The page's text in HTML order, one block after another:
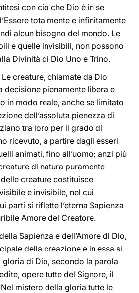
con ciò che Dio è in se
totalmente e infinitamente
alcun bisogno del mondo. Le
e quelle invisibili, non possono
Divinità di Dio Uno e Trino.
creature, chiamate da Dio
decisione pienamente libera e
in modo reale, anche se limitato
dell’assoluta pienezza di
tra loro per il grado di
ricevuto, a partire dagli esseri
animati, fino all’uomo; anzi più
di natura puramente
delle creature costituisce
e invisibile, nel cui
parti si riflette l’eterna Sapienza
Amore del Creatore.
Sapienza e dell’Amore di Dio,
della creazione e in essa si
gloria di Dio, secondo la parola
opere tutte del Signore, il
Nel mistero della gloria tutte le